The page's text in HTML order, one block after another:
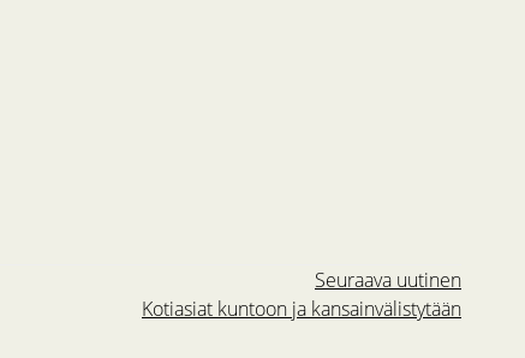
Seuraava uutinen
Kotiasiat kuntoon ja kansainvälistytään